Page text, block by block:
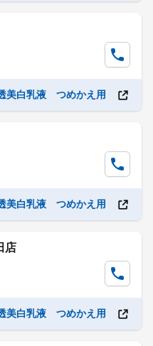
美白乳液 つめかえ用
美白乳液 つめかえ用
店
美白乳液 つめかえ用